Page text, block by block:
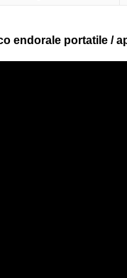
endorale portatile /